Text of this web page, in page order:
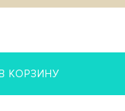
КОРЗИНУ